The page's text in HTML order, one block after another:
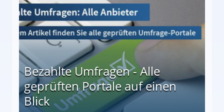
Bezahlte Umfragen - Alle
geprüften Portale auf einen
Blick